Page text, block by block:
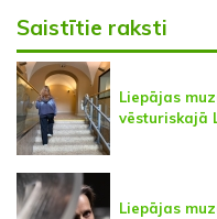
Saistītie raksti
Liepājas
vēsturiskajā
Liepājas